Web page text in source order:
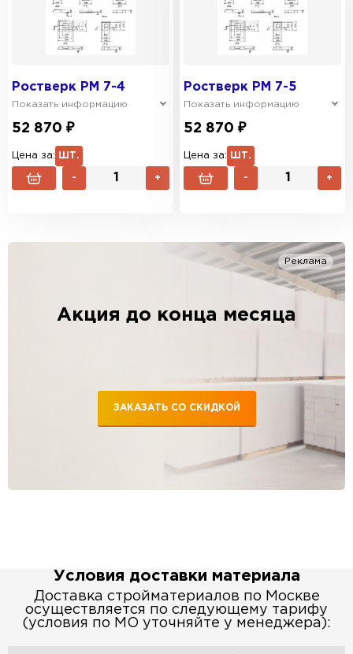
Ростверк РМ 7-4
Показать информацию
52 870 ₽
Цена за: ШТ.
- +
Ростверк РМ 7-5
Показать информацию
52 870 ₽
Цена за: ШТ.
- +
Реклама
Акция до конца месяца
ЗАКАЗАТЬ СО СКИДКОЙ
Условия доставки материала
Доставка стройматериалов по Москве
осуществляется по следующему тарифу
(условия по МО уточняйте у менеджера):